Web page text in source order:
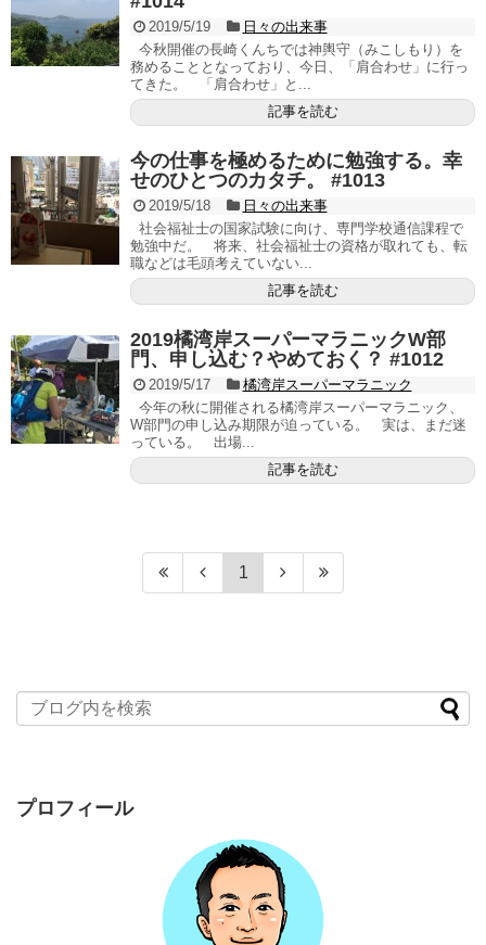
2019/5/19
日々の出来事
今秋開催の長崎くんちでは神輿守（みこしもり）を
務めることとなっており、今日、「肩合わせ」に行っ
てきた。 「肩合わせ」と...
記事を読む
今の仕事を極めるために勉強する。幸
せのひとつのカタチ。 #1013
2019/5/18
日々の出来事
社会福祉士の国家試験に向け、専門学校通信課程で
勉強中だ。 将来、社会福祉士の資格が取れても、転
職などは毛頭考えていない...
記事を読む
2019橘湾岸スーパーマラニックW部
門、申し込む？やめておく？ #1012
2019/5/17
橘湾岸スーパーマラニック
今年の秋に開催される橘湾岸スーパーマラニック、
W部門の申し込み期限が迫っている。 実は、まだ迷
っている。 出場...
記事を読む
1
プロフィール